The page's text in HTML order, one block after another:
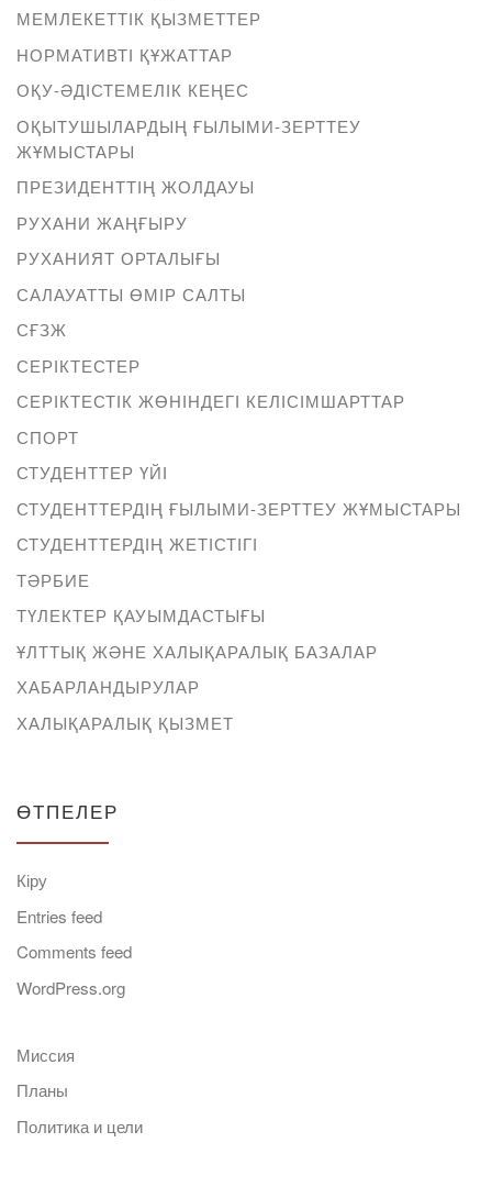
МЕМЛЕКЕТТІК ҚЫЗМЕТТЕР
НОРМАТИВТІ ҚҰЖАТТАР
ОҚУ-ӘДІСТЕМЕЛІК КЕҢЕС
ОҚЫТУШЫЛАРДЫҢ ҒЫЛЫМИ-ЗЕРТТЕУ
ЖҰМЫСТАРЫ
ПРЕЗИДЕНТТІҢ ЖОЛДАУЫ
РУХАНИ ЖАҢҒЫРУ
РУХАНИЯТ ОРТАЛЫҒЫ
САЛАУАТТЫ ӨМІР САЛТЫ
СҒЗЖ
СЕРІКТЕСТЕР
СЕРІКТЕСТІК ЖӨНІНДЕГІ КЕЛІСІМШАРТТАР
СПОРТ
СТУДЕНТТЕР ҮЙІ
СТУДЕНТТЕРДІҢ ҒЫЛЫМИ-ЗЕРТТЕУ ЖҰМЫСТАРЫ
СТУДЕНТТЕРДІҢ ЖЕТІСТІГІ
ТӘРБИЕ
ТҮЛЕКТЕР ҚАУЫМДАСТЫҒЫ
ҰЛТТЫҚ ЖӘНЕ ХАЛЫҚАРАЛЫҚ БАЗАЛАР
ХАБАРЛАНДЫРУЛАР
ХАЛЫҚАРАЛЫҚ ҚЫЗМЕТ
ӨТПЕЛЕР
Кіру
Entries feed
Comments feed
WordPress.org
Миссия
Планы
Политика и цели